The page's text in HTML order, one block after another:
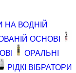
НА ВОДНІЙ
ОСНОВІ
ОРАЛЬНІ
РІДКІ ВІБРАТОРИ